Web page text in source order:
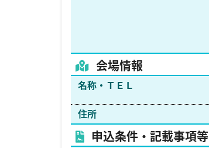
会場情報
名称・ＴＥＬ
住所
申込条件・記載事項等